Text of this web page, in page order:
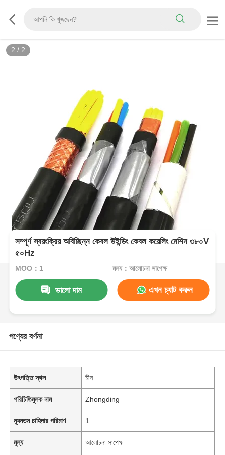
2 / 2
সম্পূর্ণ স্বয়ংক্রিয় অবিচ্ছিন্ন কেবল উইন্ডিং কেবল কয়েলিং মেশিন ৩৮০V
৫০Hz
MOQ：1 মূল্য：আলোচনা সাপেক্ষ
ভালো দাম এখন চ্যাট করুন
পণ্যের বর্ণনা
উৎপত্তি স্থল চীন
পরিচিতিমুলক নাম Zhongding
ন্যূনতম চাহিদার পরিমাণ 1
মূল্য আলোচনা সাপেক্ষ